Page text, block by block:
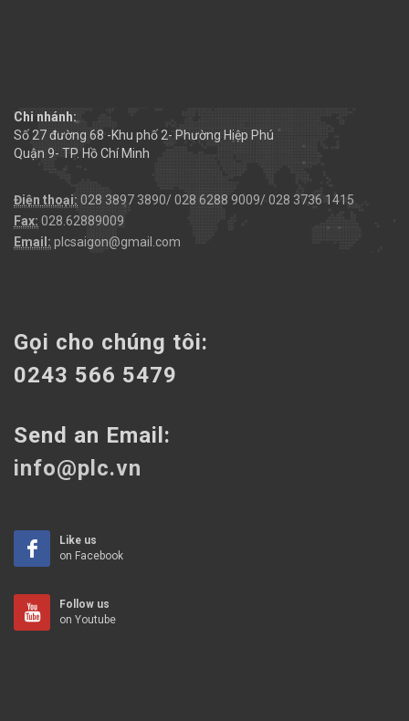
Chi nhánh:
Số 27 đường 68 -Khu phố 2- Phường Hiệp Phú
Quận 9- TP. Hồ Chí Minh
Điện thoại: 028 3897 3890/ 028 6288 9009/ 028 3736 1415
Fax: 028.62889009
Email: plcsaigon@gmail.com
Gọi cho chúng tôi:
0243 566 5479
Send an Email:
info@plc.vn
Like us
on Facebook
Follow us
on Youtube